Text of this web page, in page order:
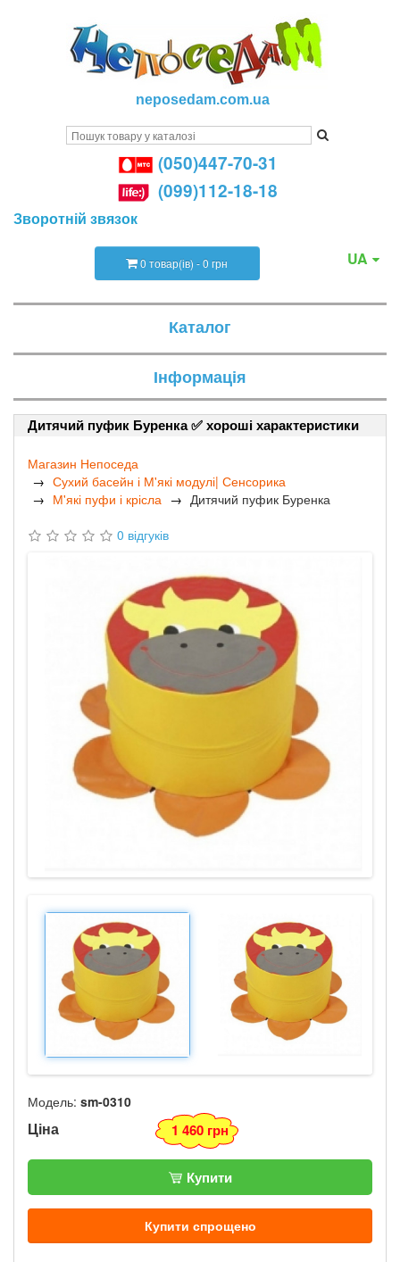
neposedam.com.ua
(050)447-70-31
(099)112-18-18
Зворотній звязок
UA
0 товар(ів) - 0 грн
Каталог
Інформація
Дитячий пуфик Буренка ✅ хороші характеристики
Магазин Непоседа
Сухий басейн і М'які модулі| Сенсорика
М'які пуфи і крісла
Дитячий пуфик Буренка
0 відгуків
Модель: sm-0310
Ціна 1 460 грн
Купити
Купити спрощено